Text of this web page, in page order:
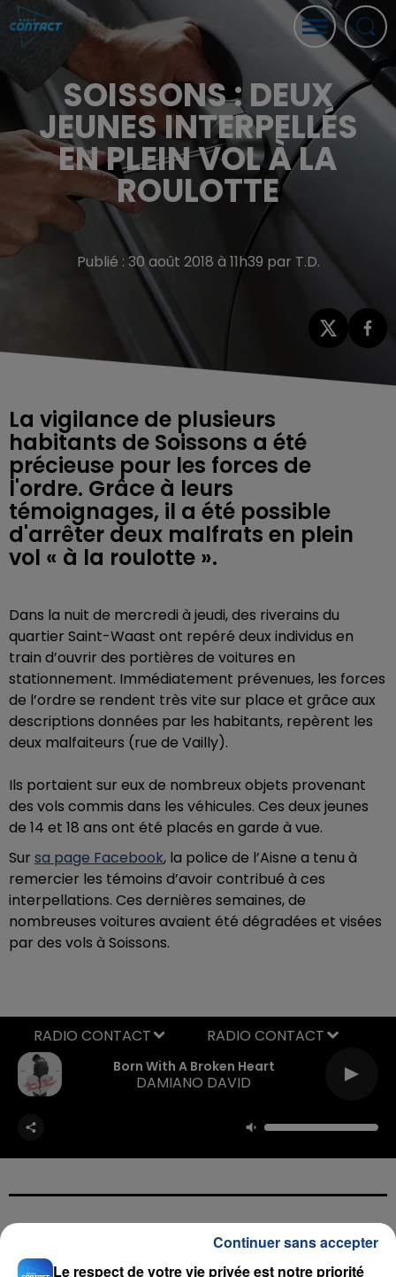
SOISSONS : DEUX
JEUNES INTERPELLÉS
EN PLEIN VOL À LA
ROULOTTE
Publié : 30 août 2018 à 11h39 par T.D.
La vigilance de plusieurs
habitants de Soissons a été
précieuse pour les forces de
l'ordre. Grâce à leurs
témoignages, il a été possible
d'arrêter deux malfrats en plein
vol « à la roulotte ».
Dans la nuit de mercredi à jeudi, des riverains du
quartier Saint-Waast ont repéré deux individus en
train d’ouvrir des portières de voitures en
stationnement. Immédiatement prévenues, les forces
de l’ordre se rendent très vite sur place et grâce aux
descriptions données par les habitants, repèrent les
deux malfaiteurs (rue de Vailly).
Ils portaient sur eux de nombreux objets provenant
des vols commis dans les véhicules. Ces deux jeunes
de 14 et 18 ans ont été placés en garde à vue.
Sur sa page Facebook, la police de l’Aisne a tenu à
remercier les témoins d’avoir contribué à ces
interpellations. Ces dernières semaines, de
nombreuses voitures avaient été dégradées et visées
par des vols à Soissons.
Born With A Broken Heart
DAMIANO DAVID
RADIO CONTACT
Le respect de votre vie privée est notre priorité
Continuer sans accepter